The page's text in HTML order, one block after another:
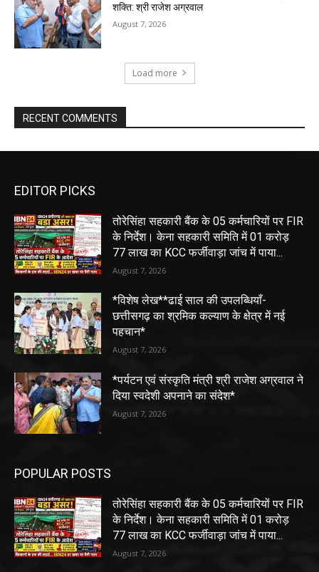
शक्ति: श्री राजेश अग्रवाल
August 7, 2026
Load more
RECENT COMMENTS
EDITOR PICKS
तोरेसिंहा सहकारी बैंक के 05 कर्मचारियों पर FIR
के निर्देश। केना सहकारी समिति में 01 करोड़
77 लाख का KCC फर्जीवाड़ा जांच में पाया...
August 7, 2026
*विशेष लेख**ढाई साल की उपलब्धियाँ-
छत्तीसगढ़ का श्रमिक कल्याण के क्षेत्र में नई
पहचान*
August 7, 2026
*पर्यटन एवं संस्कृति मंत्री श्री राजेश अग्रवाल ने
दिया स्वदेशी अपनाने का संदेश*
August 7, 2026
POPULAR POSTS
तोरेसिंहा सहकारी बैंक के 05 कर्मचारियों पर FIR
के निर्देश। केना सहकारी समिति में 01 करोड़
77 लाख का KCC फर्जीवाड़ा जांच में पाया...
August 7, 2026